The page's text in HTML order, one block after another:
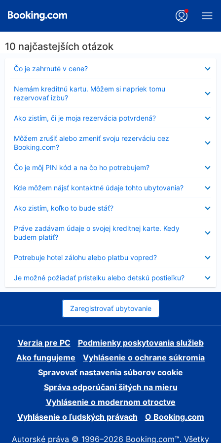
10 najčastejších otázok
Čo je zahrnuté v cene?
Nezobrazuje
sa
Nemám kreditnú kartu. Môžem si napriek tomu
rezervovať izbu?
sa
Ako zistím, či je moja rezervácia potvrdená?
sa
Môžem zrušiť alebo zmeniť svoju rezerváciu cez
Booking.com?
sa
Čo je môj PIN kód a na čo ho potrebujem?
Nezobrazuje
sa
Kde môžem nájsť kontaktné údaje tohto ubytovania?
sa
Ako zistím, koľko to bude stáť?
sa
Práve zadávam údaje o svojej kreditnej karte. Kedy
budem platiť?
sa
Potrebuje hotel zálohu alebo platbu vopred?
sa
Je možné požiadať prístelku alebo detskú postieľku?
sa
Zaregistrovať ubytovanie
Verzia pre PC
Podmienky poskytovania služieb
Ako fungujeme
Vyhlásenie o ochrane súkromia
Spravovať nastavenia súborov cookie
Správa odporúčaní šitých na mieru
Vyhlásenie o modernom otroctve
Vyhlásenie o ľudských právach
O Booking.com
Autorské práva © 1996–2026 Booking.com™. Všetky